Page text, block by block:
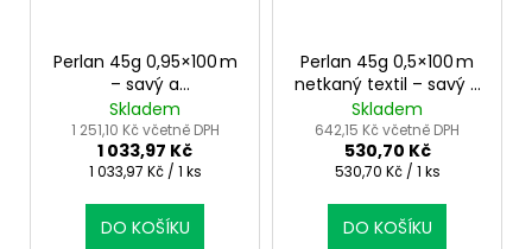
Perlan 45g 0,95×100 m
– savý a
neperforovaný
netkaný textil
Skladem
1 251,10 Kč včetně DPH
1 033,97 Kč
Měrná
1 033,97 Kč / 1 ks
DO KOŠÍKU
Perlan 45g 0,5×100 m
netkaný textil – savý a
ekologický materiál
Skladem
642,15 Kč včetně DPH
530,70 Kč
Měrná
530,70 Kč / 1 ks
DO KOŠÍKU